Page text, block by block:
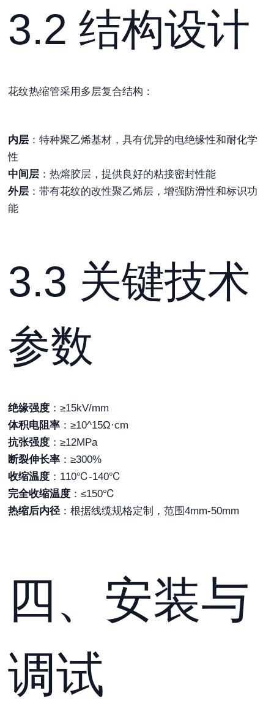
3.2 结构设计
花纹热缩管采用多层复合结构：
内层 ：特种聚乙烯基材，具有优异的电绝缘性和耐化学
性
中间层 ：热熔胶层，提供良好的粘接密封性能
外层 ：带有花纹的改性聚乙烯层，增强防滑性和标识功
能
3.3 关键技术
参数
绝缘强度 ：≥15kV/mm
体积电阻率 ：≥10^15Ω·cm
抗张强度 ：≥12MPa
断裂伸长率 ：≥300%
收缩温度 ：110℃-140℃
完全收缩温度 ：≤150℃
热缩后内径：根据线缆规格定制，范围4mm-50mm
四、安装与
调试